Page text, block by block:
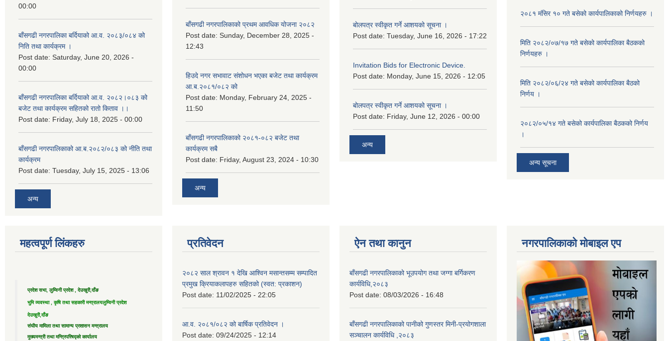
00:00
बाँसगढी नगरपालिका बर्दियाको आ.व. २०८३/०८४ को
निति तथा कार्यक्रम ।
Post date: Saturday, June 20, 2026 -
00:00
बाँसगढी नगरपालिका बर्दियाको आ.व. २०८२।०८३ को
बजेट तथा कार्यक्रम सहितको रातो किताव ।।
Post date: Friday, July 18, 2025 - 00:00
बाँसगढी नगरपालिकाको आ.ब.२०८२/०८३ को नीति तथा
कार्यक्रम
Post date: Tuesday, July 15, 2025 - 13:06
अन्य
बाँसगढी नगरपालिकाको प्रथम आवधिक योजना २०८२
Post date: Sunday, December 28, 2025 -
12:43
हिउदे नगर सभावाट संशोधन भएका बजेट तथा कार्यक्रम
आ.ब.२०८१/०८२ को
Post date: Monday, February 24, 2025 -
11:50
बाँसगढी नगरपालिकाको २०८१-०८२ बजेट तथा
कार्यक्रम सबै
Post date: Friday, August 23, 2024 - 10:30
अन्य
बोलपत्र स्वीकृत गर्ने आशयको सूचना ।
Post date: Tuesday, June 16, 2026 - 17:22
Invitation Bids for Electronic Device.
Post date: Monday, June 15, 2026 - 12:05
बोलपत्र स्वीकृत गर्ने आशयको सूचना ।
Post date: Friday, June 12, 2026 - 00:00
अन्य
२०८१ मंसिर १० गते बसेको कार्यपालिकाको निर्णयहरु ।
मिति २०८२/०७/१७ गते बसेको कार्यपालिका बैठकको
निर्णयहरु ।
मिति २०८२/०६/२४ गते बसेको कार्यपालिका बैठको
निर्णय ।
२०८२/०५/१४ गते बसेको कार्यपालिका बैठकको निर्णय
।
अन्य सूचना
महत्वपूर्ण लिंकहरु
प्रदेश सभा, लुम्विनी प्रदेश , देउखुरी,दाँङ
भुमि व्यवस्था , कृषि तथा सहकारी मन्त्रालयलुम्विनी प्रदेश
देउखुरी,दाँङ
संघीय मामिला तथा सामान्य प्रशासन मन्त्रालय
मुख्यमन्त्री तथा मन्त्रिपरिषद्को कार्यालय
प्रतिवेदन
२०८२ साल श्रावन १ देखि आश्विन मसान्तसम्म सम्पादित
प्रमुख क्रियाकलापहरु सहितको (स्वत: प्रकाशन)
Post date: 11/02/2025 - 22:05
आ.व. २०८१/०८२ को बार्षिक प्रतिवेदन ।
Post date: 09/24/2025 - 12:14
ऐन तथा कानुन
बाँसगढी नगरपालिकाको भूउपयोग तथा जग्गा बर्गिकरण
कार्यविधि,२०८३
Post date: 08/03/2026 - 16:48
बाँसगढी नगरपालिकाको पानीको गुणस्तर मिनी-प्रयोगशाला
सञ्चालन कार्यविधि ,२०८३
नगरपालिकाकाे माेबाइल एप